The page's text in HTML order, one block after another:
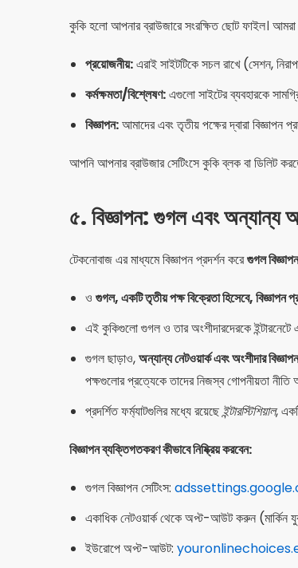
কুকি হলো আপনার ব্রাউজারে সংরক্ষিত ছোট ফাইল। আমরা
প্রয়োজনীয়:এরাই সাইটটিকে সচল রাখে (সেশন,
কর্মক্ষমতা/বিশ্লেষণ:এগুলো সাইটের ব্যবহারকে
বিজ্ঞাপন:আমাদের এবং তৃতীয় পক্ষের দ্বারা
আপনি আপনার ব্রাউজার সেটিংসে কুকি ব্লক বা ডিলিট
৫. বিজ্ঞাপন: গুগল এবং অন্যান্য
টেকনোবাজ এর মাধ্যমে বিজ্ঞাপন প্রদর্শন করেগুগল
ও গুগল, একটি তৃতীয় পক্ষ বিক্রেতা হিসেবে, বিজ্ঞাপন
এই কুকিগুলো গুগল ও তার অংশীদারদেরকে
গুগল ছাড়াও,অন্যান্য নেটওয়ার্ক এবং অংশীদার
পক্ষগুলোর প্রত্যেকে তাদের নিজস্ব গোপনীয়তা
প্রদর্শিত ফর্ম্যাটগুলির মধ্যে রয়েছেইন্টারস্টিশিয়াল,
বিজ্ঞাপন ব্যক্তিগতকরণ কীভাবে নিষ্ক্রিয় করবেন:
গুগল বিজ্ঞাপন সেটিংস:
একাধিক নেটওয়ার্ক থেকে অপ্ট-আউট করুন (মার্কিন
ইউরোপে অপ্ট-আউট: